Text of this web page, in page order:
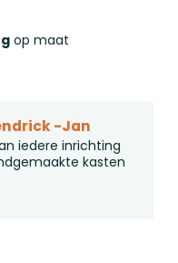
op maat
-Jan
iedere inrichting
kasten